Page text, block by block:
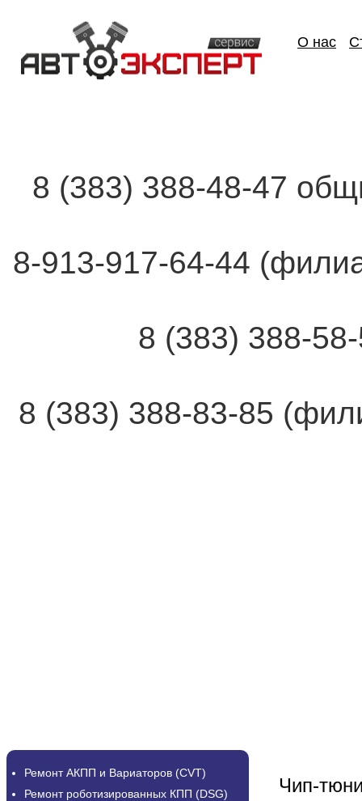
О нас
8 (383) 388-48-47
8-913-917-64-44
8 (383) 388-
8 (383) 388-83-85
Ремонт АКПП и Вариаторов (CVT)
Ремонт роботизированных КПП (DSG)
Чип-